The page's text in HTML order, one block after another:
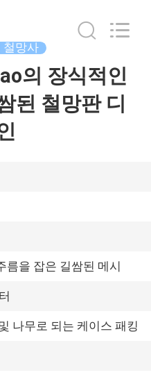
철망사
의 장식적인
된 철망판 디
름을 잡은 길쌈된 메시
나무로 되는 케이스 패킹